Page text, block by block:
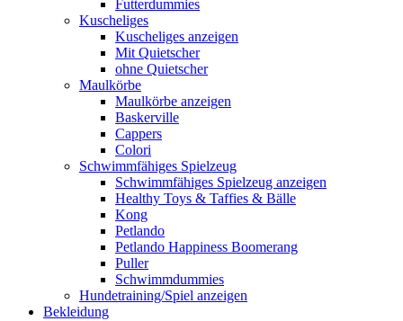
Futterdummies
Kuscheliges
Kuscheliges anzeigen
Mit Quietscher
ohne Quietscher
Maulkörbe
Maulkörbe anzeigen
Baskerville
Cappers
Colori
Schwimmfähiges Spielzeug
Schwimmfähiges Spielzeug anzeigen
Healthy Toys & Taffies & Bälle
Kong
Petlando
Petlando Happiness Boomerang
Puller
Schwimmdummies
Hundetraining/Spiel anzeigen
Bekleidung